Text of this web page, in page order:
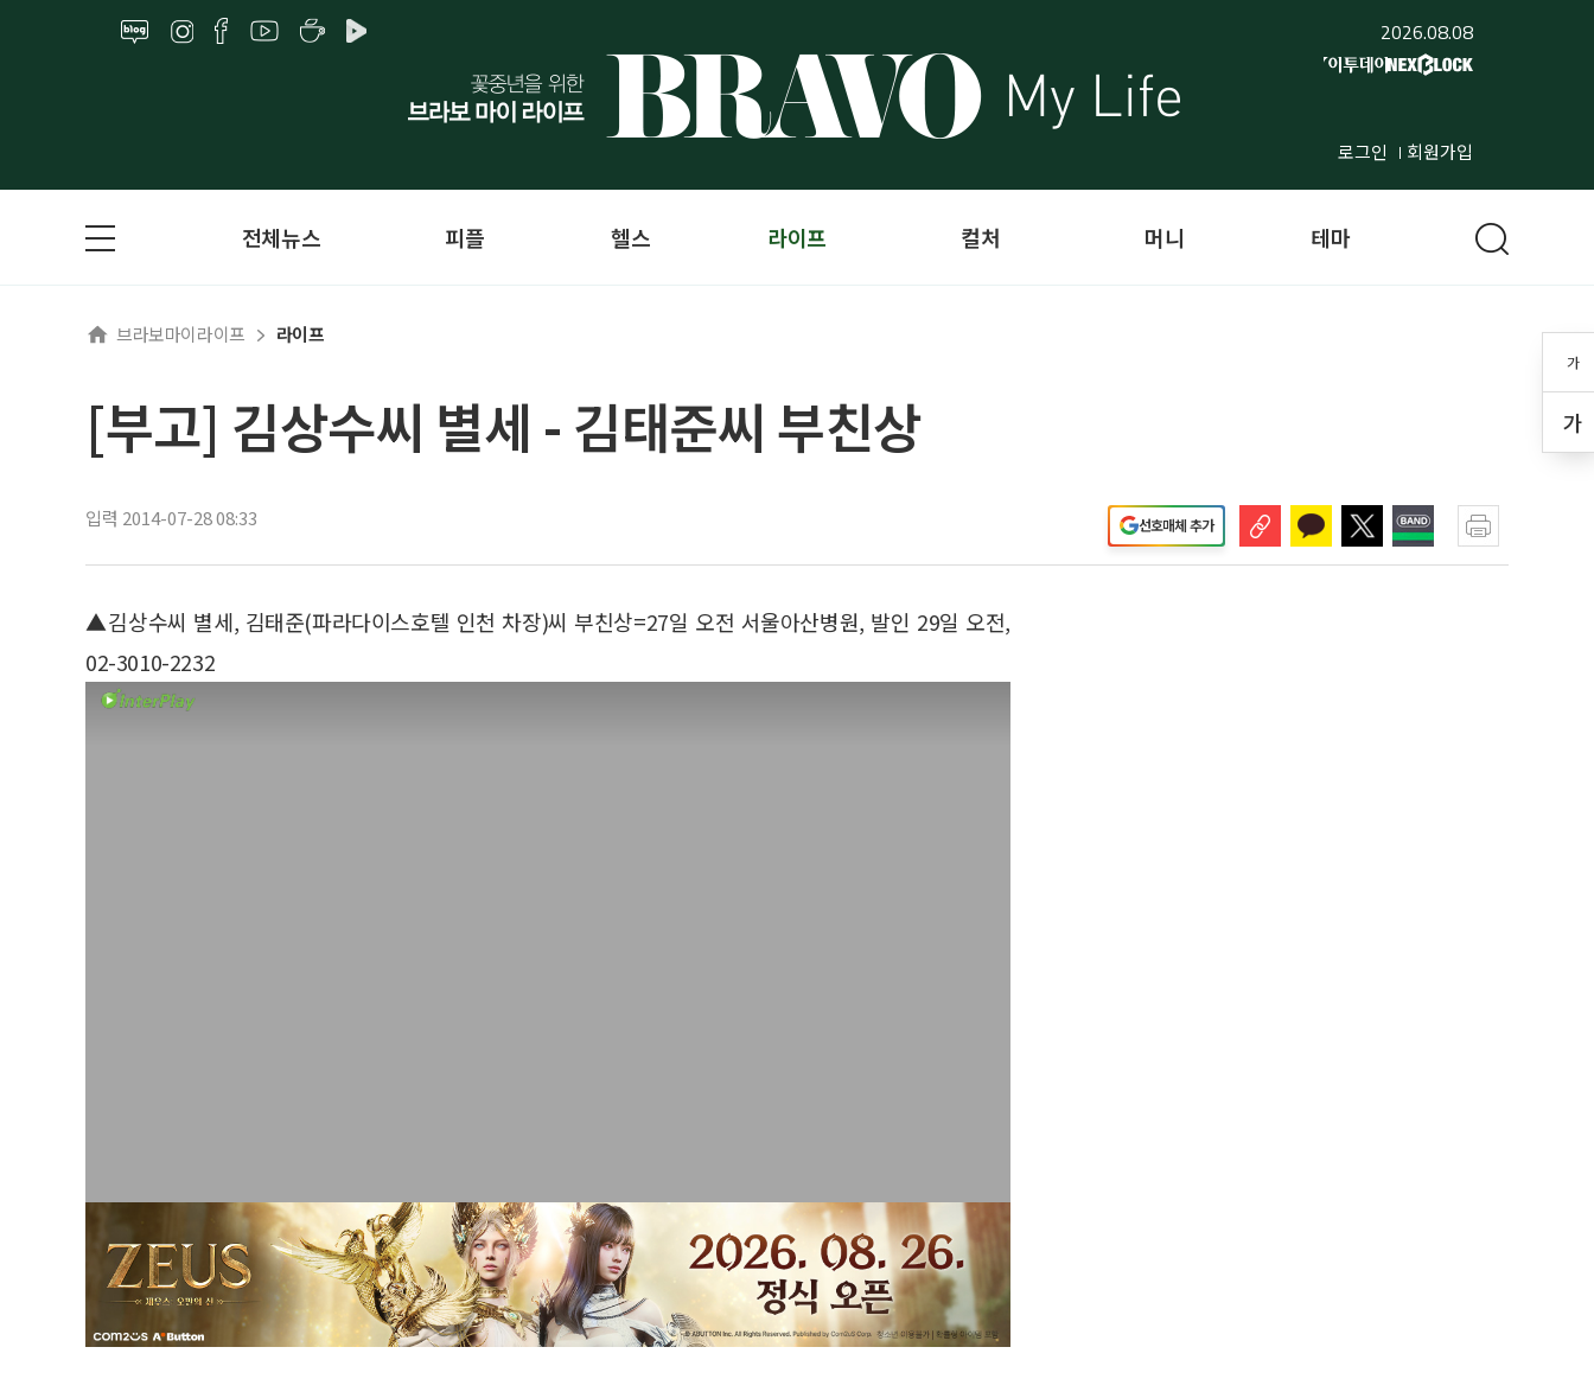
2026.08.08
로그인 회원가입
가
가
전체뉴스 피플 헬스 라이프 컬처 머니 테마
브라보마이라이프 라이프
[부고] 김상수씨 별세 - 김태준씨 부친상
입력 2014-07-28 08:33 선호매체 추가
▲김상수씨 별세, 김태준(파라다이스호텔 인천 차장)씨 부친상=27일 오전 서울아산병원, 발인 29일 오전,
02-3010-2232